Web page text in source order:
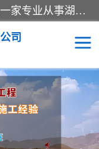
湖南业峻强夯基础工程有限公司是一家专业从事湖南强夯基础工程、强夯机租赁，地基处理的施工单位。业务覆盖：湖南、广东，江西等地。可承接1000KN.m-25000KN.m强夯（置换）工程。公司创始人是国内较早期从事强夯施工的建设者，经过多年的一步一个脚印的发展，在行业内具有较高的度和良好的口碑。
司
租赁
工队伍